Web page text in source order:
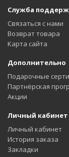
Служба
Связаться с нами
Возврат товара
Карта сайта
Дополнительно
Подарочные
Партнёрская
Акции
Личный кабинет
Личный кабинет
История заказа
Закладки